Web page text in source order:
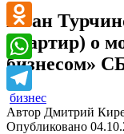
Иван
квартир) о
бизнесом»
бизнес
Автор Дмитрий
Опубликовано
VK
Odnoklassniki
WhatsApp
Telegram